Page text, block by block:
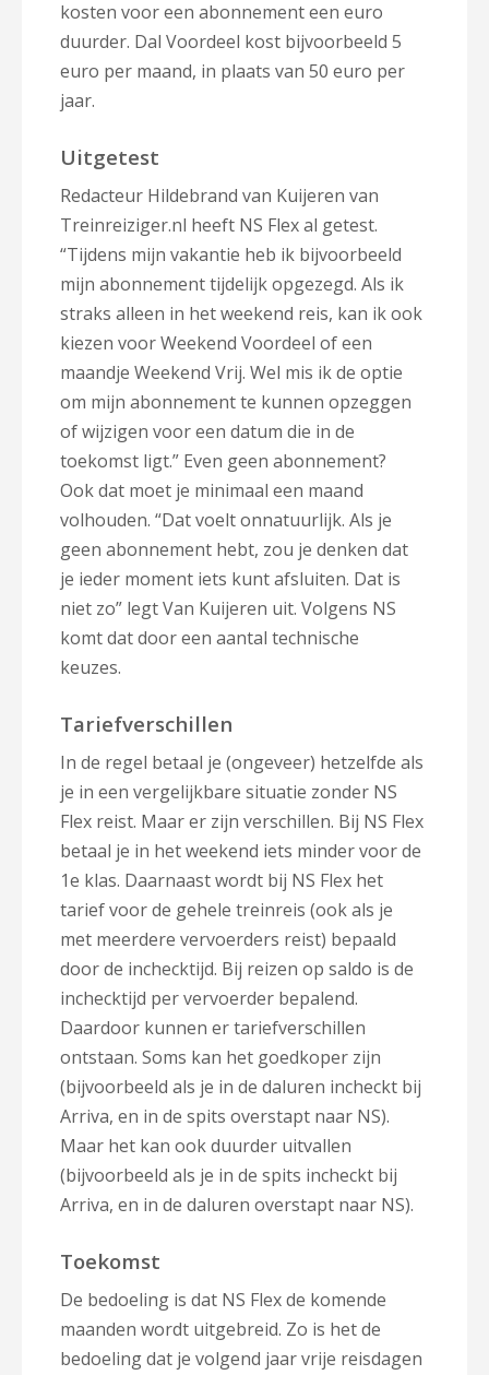
kosten voor een abonnement een euro
duurder. Dal Voordeel kost bijvoorbeeld 5
euro per maand, in plaats van 50 euro per
jaar.
Uitgetest
Redacteur Hildebrand van Kuijeren van
Treinreiziger.nl heeft NS Flex al getest.
“Tijdens mijn vakantie heb ik bijvoorbeeld
mijn abonnement tijdelijk opgezegd. Als ik
straks alleen in het weekend reis, kan ik ook
kiezen voor Weekend Voordeel of een
maandje Weekend Vrij. Wel mis ik de optie
om mijn abonnement te kunnen opzeggen
of wijzigen voor een datum die in de
toekomst ligt.” Even geen abonnement?
Ook dat moet je minimaal een maand
volhouden. “Dat voelt onnatuurlijk. Als je
geen abonnement hebt, zou je denken dat
je ieder moment iets kunt afsluiten. Dat is
niet zo” legt Van Kuijeren uit. Volgens NS
komt dat door een aantal technische
keuzes.
Tariefverschillen
In de regel betaal je (ongeveer) hetzelfde als
je in een vergelijkbare situatie zonder NS
Flex reist. Maar er zijn verschillen. Bij NS Flex
betaal je in het weekend iets minder voor de
1e klas. Daarnaast wordt bij NS Flex het
tarief voor de gehele treinreis (ook als je
met meerdere vervoerders reist) bepaald
door de inchecktijd. Bij reizen op saldo is de
inchecktijd per vervoerder bepalend.
Daardoor kunnen er tariefverschillen
ontstaan. Soms kan het goedkoper zijn
(bijvoorbeeld als je in de daluren incheckt bij
Arriva, en in de spits overstapt naar NS).
Maar het kan ook duurder uitvallen
(bijvoorbeeld als je in de spits incheckt bij
Arriva, en in de daluren overstapt naar NS).
Toekomst
De bedoeling is dat NS Flex de komende
maanden wordt uitgebreid. Zo is het de
bedoeling dat je volgend jaar vrije reisdagen